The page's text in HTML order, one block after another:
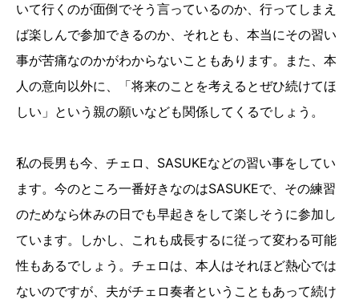
いて行くのが面倒でそう言っているのか、行ってしまえ
ば楽しんで参加できるのか、それとも、本当にその習い
事が苦痛なのかがわからないこともあります。また、本
人の意向以外に、「将来のことを考えるとぜひ続けてほ
しい」という親の願いなども関係してくるでしょう。
私の長男も今、チェロ、SASUKEなどの習い事をしてい
ます。今のところ一番好きなのはSASUKEで、その練習
のためなら休みの日でも早起きをして楽しそうに参加し
ています。しかし、これも成長するに従って変わる可能
性もあるでしょう。チェロは、本人はそれほど熱心では
ないのですが、夫がチェロ奏者ということもあって続け